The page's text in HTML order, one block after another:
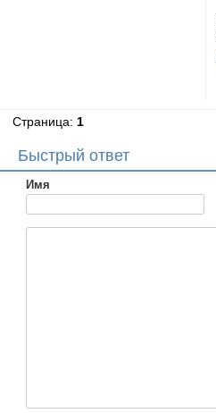
Страница: 1
Быстрый ответ
Имя